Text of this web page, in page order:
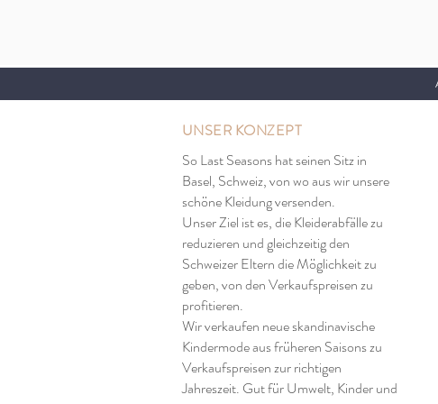
UNSER KONZEPT
So Last Seasons hat seinen Sitz in
Basel, Schweiz, von wo aus wir unsere
schöne Kleidung versenden.
Unser Ziel ist es, die Kleiderabfälle zu
reduzieren und gleichzeitig den
Schweizer Eltern die Möglichkeit zu
geben, von den Verkaufspreisen zu
profitieren.
Wir verkaufen neue skandinavische
Kindermode aus früheren Saisons zu
Verkaufspreisen zur richtigen
Jahreszeit. Gut für Umwelt, Kinder und